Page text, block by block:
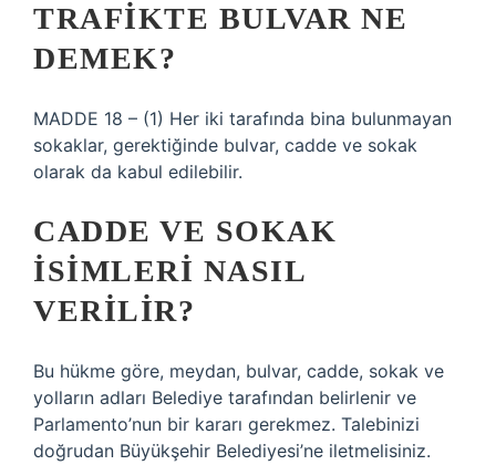
TRAFIKTE BULVAR NE
DEMEK?
MADDE 18 – (1) Her iki tarafında bina bulunmayan
sokaklar, gerektiğinde bulvar, cadde ve sokak
olarak da kabul edilebilir.
CADDE VE SOKAK
ISIMLERI NASIL
VERILIR?
Bu hükme göre, meydan, bulvar, cadde, sokak ve
yolların adları Belediye tarafından belirlenir ve
Parlamento’nun bir kararı gerekmez. Talebinizi
doğrudan Büyükşehir Belediyesi’ne iletmelisiniz.